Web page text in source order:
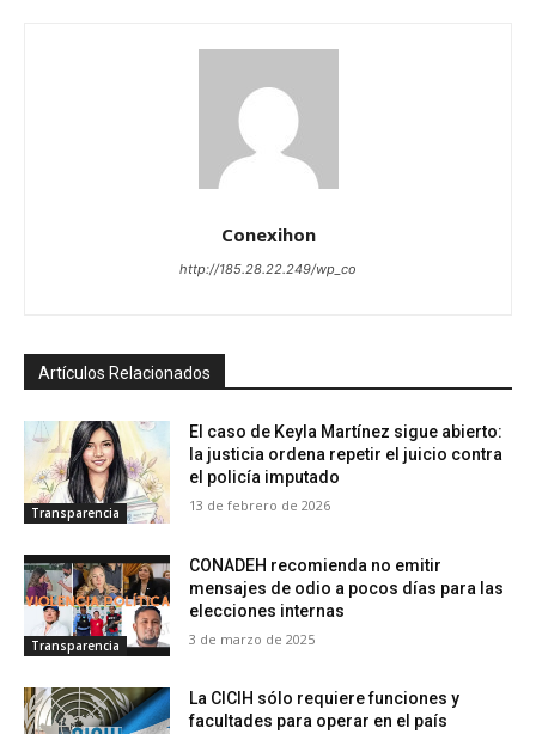
Conexihon
http://185.28.22.249/wp_co
Artículos Relacionados
Transparencia
El caso de Keyla Martínez sigue abierto:
la justicia ordena repetir el juicio contra
el policía imputado
13 de febrero de 2026
Transparencia
CONADEH recomienda no emitir
mensajes de odio a pocos días para las
elecciones internas
3 de marzo de 2025
La CICIH sólo requiere funciones y
facultades para operar en el país